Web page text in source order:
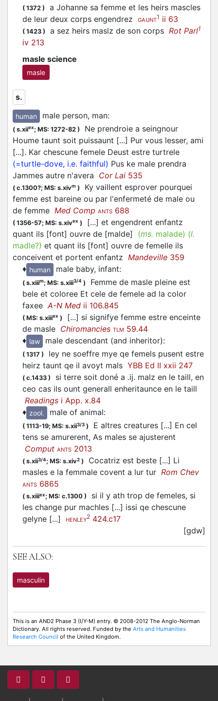
( 1372 )
a Johanne sa femme et les heirs mascles
de leur deux corps engendrez
GAUNT1 ii 63
( 1423 ) a sez heirs maslz de son corps Rot Parl1
iv 213
masle science
masle
s.
human male person, man:
( s.xiiex; MS: 1272-82 )
Ne prendroie a seingnour
Houme taunt soit puissaunt [...] Pur vous lesser, ami
[...]. Kar chescune femele Deust estre turtrele
(=turtle-dove, i.e. faithful) Pus ke male prendra
Jammes autre n'avera Cor Lai 535
( c.1300?; MS: s.xivm )
Ky vaillent esprover pourquei
femme est bareine ou par l'enfermeté de male ou
de femme Med Comp ANTS 688
( 1356-57; MS: s.xivex )
[...] et engendrent enfantz
quant ils [font] ouvre de [malde]
(ms. malade) (l.
madle?) et quant ils [font] ouvre de femelle ils
conceivent et portent enfantz Mandeville 359
♦ human male baby, infant:
( s.xiiim; MS: s.xiii3/4 )
Femme de masle pleine est
bele et coloree Et cele de femele ad la color
faxeeA-N Med ii 106.845
( MS: s.xiiiex )
[...] si signifye femme estre enceinte
de masle Chiromancies TLM 59.44
♦ law male descendant (and inheritor):
( 1317 )
ley ne soeffre mye qe femels pusent estre
heirz taunt qe il avoyt mals YBB Ed II xxii 247
( c.1433 )
si terre soit doné a .ij. malz en le taill, en
ceo cas ils ount generall enheritaunce en le taill
Readings i App. x.84
♦ zool. male of animal:
( 1113-19; MS: s.xii3/3 )
E altres creatures [...] En cel
tens se amurerent, As males se ajusterent
Comput ANTS 2013
( s.xii3/4; MS: s.xiv2 )
Cocatriz est beste [...] Li
masles e la femmale covent a lur tur Rom Chev
ANTS 6865
( s.xiiiex; MS: c.1300 )
si il y ath trop de femeles, si
les change pur machles [...] issi qe chescune
gelyne [...]
HENLEY2 424.c17
[gdw]
SEE ALSO:
masculin
This is an AND2 Phase 3 (I/Y-M) entry. © 2008-2012 The Anglo-Norman
Dictionary. All rights reserved. Funded by the Arts and Humanities
Research Council of the United Kingdom.